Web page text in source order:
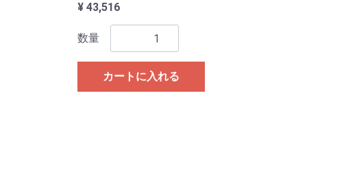
¥ 43,516
数量
カートに入れる